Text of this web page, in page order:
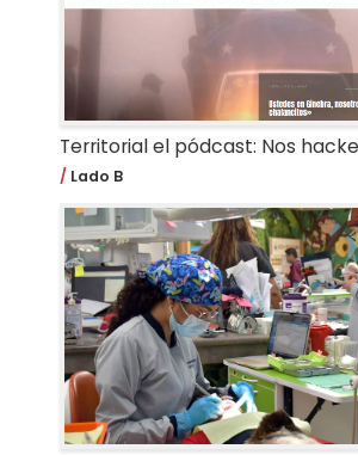
Territorial el pódcast: Nos
Lado B